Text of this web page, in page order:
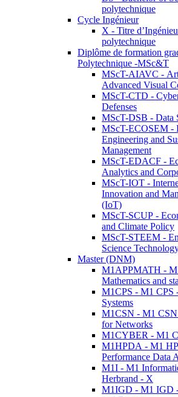
polytechnique
Cycle Ingénieur
X - Titre
polytechnique
Diplôme de formation
Polytechnique -MSc&T
MScT-AIAVC -
Advanced Visual
MScT-CTD -
Defenses
MScT-DSB - Data
MScT-ECOSEM -
Engineering and
Management
MScT-EDACF -
Analytics and
MScT-IOT -
Innovation and
(IoT)
MScT-SCUP -
and Climate Policy
MScT-STEEM -
Science
Master (DNM)
M1APPMATH -
Mathematics and
M1CPS - M1 CPS
Systems
M1CSN - M1 CSN
for Networks
M1CYBER - M1
M1HPDA - M1
Performance Data
M1I - M1
Herbrand - X
M1IGD - M1 IGD